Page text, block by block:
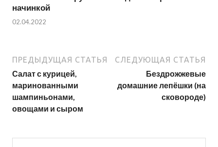
начинкой
02.04.2022
ПРЕДЫДУЩАЯ СТАТЬЯ
Салат с курицей,
маринованными
шампиньонами,
овощами и сыром
СЛЕДУЮЩАЯ СТАТЬЯ
Бездрожжевые
домашние лепёшки (на
сковороде)